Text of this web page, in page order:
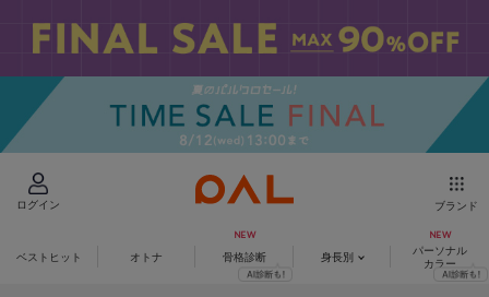
ログイン ブランド
ベストヒット オトナ 骨格診断 身長別
パーソナル
カラー